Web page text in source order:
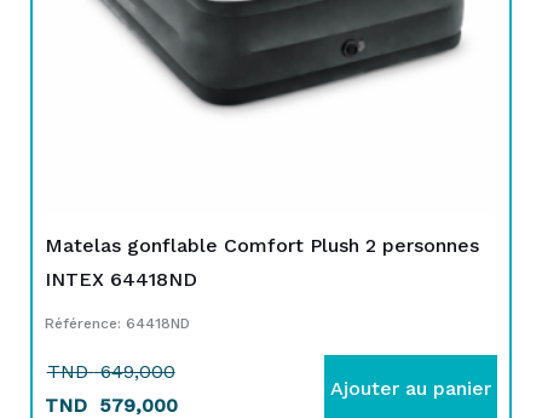
Matelas gonflable Comfort Plush 2 personnes
INTEX 64418ND
Référence: 64418ND
TND649,000
TND 579,000
Ajouter au panier